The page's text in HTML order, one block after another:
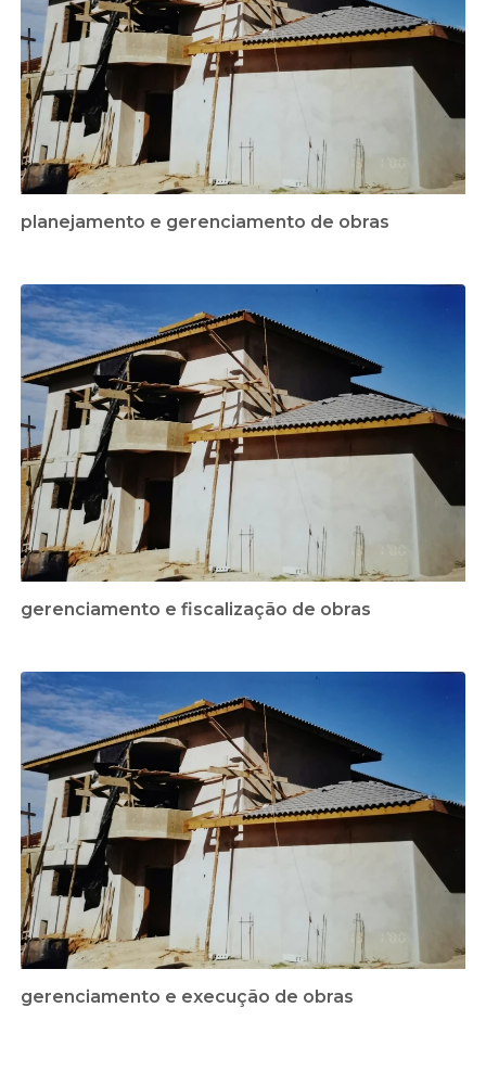
planejamento e gerenciamento de obras
gerenciamento e fiscalização de obras
gerenciamento e execução de obras